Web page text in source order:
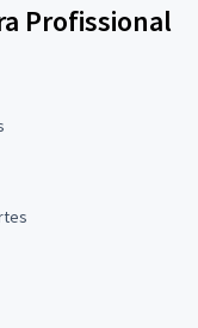
Profissional